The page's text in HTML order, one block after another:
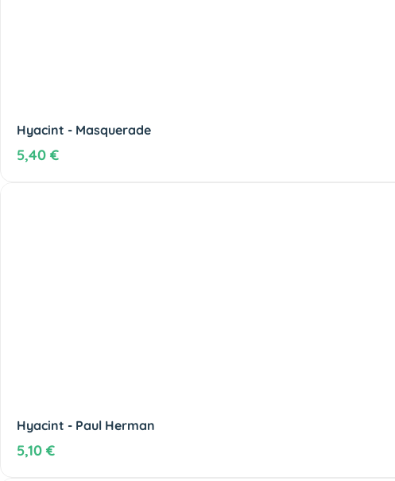
Hyacint - Masquerade
5,40 €
Hyacint - Paul Herman
5,10 €